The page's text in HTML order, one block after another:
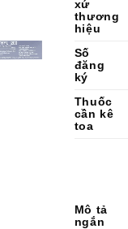
xứ
thương
hiệu
Số
đăng
ký
Thuốc
cần kê
toa
Mô tả
ngắn